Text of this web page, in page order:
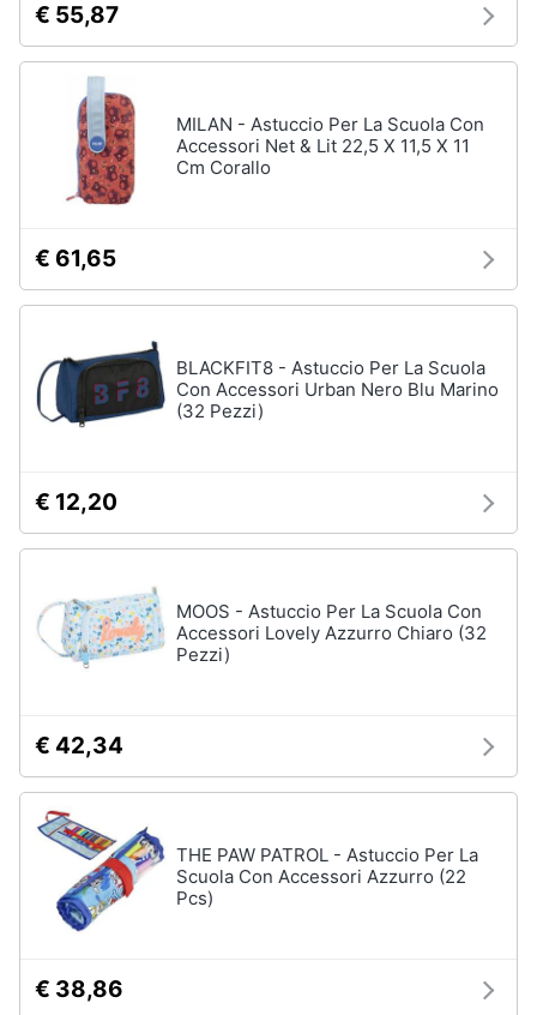
Servizi
Assistenza
€ 55,87
MILAN - Astuccio Per La Scuola Con
Accessori Net & Lit 22,5 X 11,5 X 11
Cm Corallo
€ 61,65
BLACKFIT8 - Astuccio Per La Scuola
Con Accessori Urban Nero Blu Marino
(32 Pezzi)
€ 12,20
MOOS - Astuccio Per La Scuola Con
Accessori Lovely Azzurro Chiaro (32
Pezzi)
€ 42,34
THE PAW PATROL - Astuccio Per La
Scuola Con Accessori Azzurro (22
Pcs)
€ 38,86